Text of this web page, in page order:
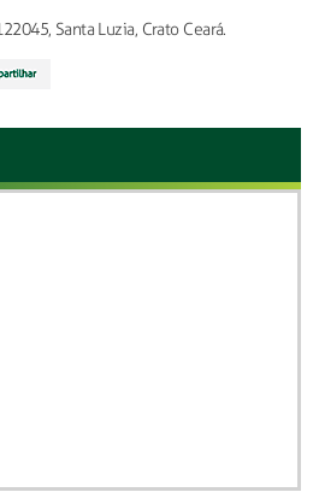
Santa Luzia, Crato Ceará.